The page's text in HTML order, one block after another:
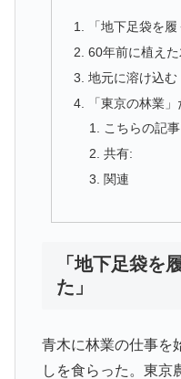
「地下足袋を
60年前に植え
地元に溶け込む
「東京の林業
こちらの記
共有:
関連
「地下足袋を
た」
青木に林業の仕事を
しを食らった。東京